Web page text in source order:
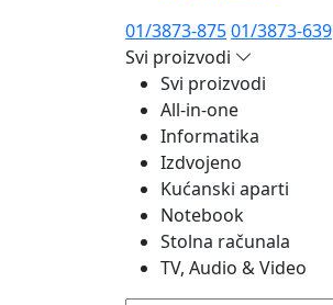
01/3873-87501/3873-639
Svi proizvodi
Svi proizvodi
All-in-one
Informatika
Izdvojeno
Kućanski aparti
Notebook
Stolna računala
TV, Audio & Video